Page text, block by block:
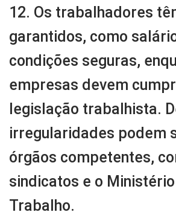
12. Os trabalhadores
garantidos, como
condições seguras,
empresas devem
legislação trabalhista.
irregularidades podem
órgãos competentes,
sindicatos e o
Trabalho.